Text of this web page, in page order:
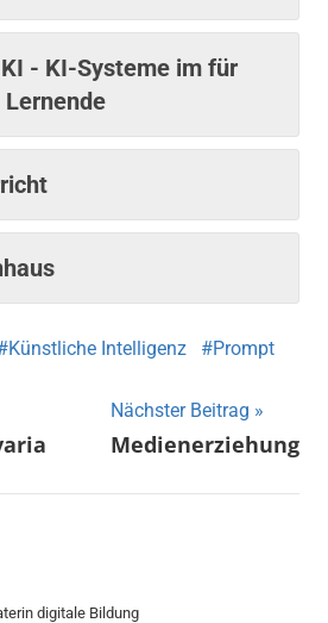
- KI-Systeme im für
Künstliche Intelligenz Prompt
Nächster Beitrag
Medienerziehung
digitale Bildung